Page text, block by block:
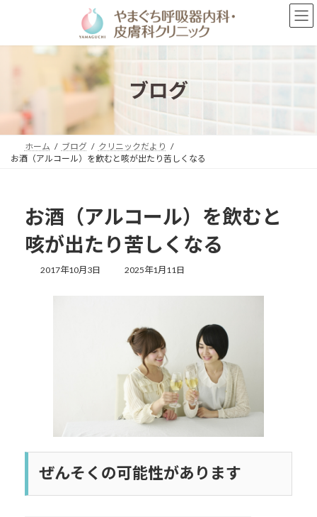
ン
プ
ー
動
ブログ
ホーム ブログ
クリニックだより
お酒（アルコール）を飲むと咳が出たり苦しくなる
お酒（アルコール）を飲むと
咳が出たり苦しくなる
2017年10月3日
最
時
2025年1月11日
ぜんそくの可能性があります